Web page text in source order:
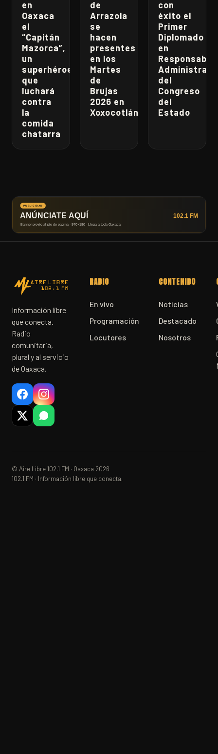
en
Oaxaca
el
“Capitán
Mazorca”,
un
superhéroe
que
luchará
contra
la
comida
chatarra
de
Arrazola
se
hacen
presentes
en los
Martes
de
Brujas
2026 en
Xoxocotlán
con
éxito el
Primer
Diplomado
en
del
Congreso
del
Estado
Información libre
que conecta.
Radio
comunitaria,
plural y al servicio
de Oaxaca.
RADIO
En vivo
Programación
Locutores
CONTENIDO
Noticias
Destacado
Nosotros
© Aire Libre 102.1 FM · Oaxaca 2026
102.1 FM · Información libre que conecta.